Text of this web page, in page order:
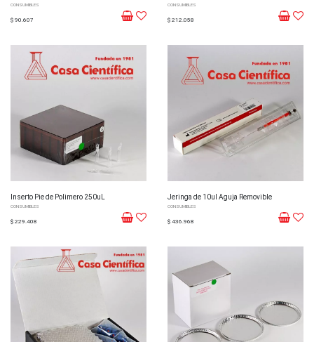
CONSUMIBLES
$ 90.607
CONSUMIBLES
$ 212.058
Inserto Pie de Polimero 250uL
CONSUMIBLES
$ 229.408
Jeringa de 10ul Aguja Removible
CONSUMIBLES
$ 436.968